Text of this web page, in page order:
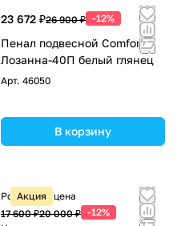
23 672 ₽26 900 ₽ -12%
Пенал подвесной Comforty
Лозанна-40П белый глянец
Арт. 46050
В корзину
Акция
Розничная цена
17 600 ₽20 000 ₽ -12%